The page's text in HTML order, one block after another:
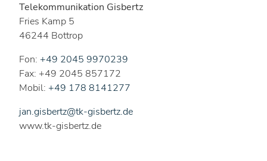
Telekommunikation Gisbertz
Fries Kamp 5
46244 Bottrop
Fon: +49 2045 9970239
Fax: +49 2045 857172
Mobil: +49 178 8141277
jan.gisbertz@tk-gisbertz.de
www.tk-gisbertz.de